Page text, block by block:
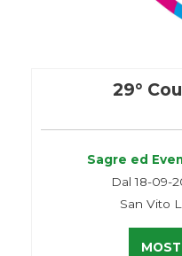
29°
Sagre ed
Dal 18-09-
San Vito